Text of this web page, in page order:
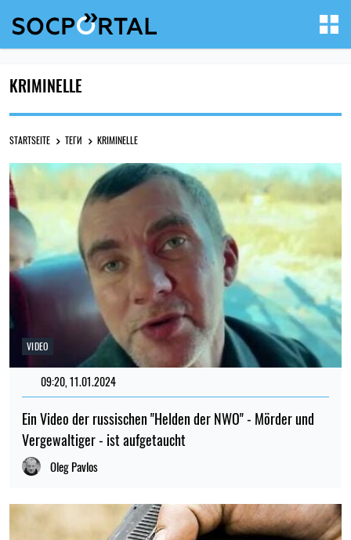
KRIMINELLE
STARTSEITE ТЕГИ KRIMINELLE
VIDEO
09:20, 11.01.2024
Ein Video der russischen "Helden der NWO" - Mörder und
Vergewaltiger - ist aufgetaucht
Oleg Pavlos